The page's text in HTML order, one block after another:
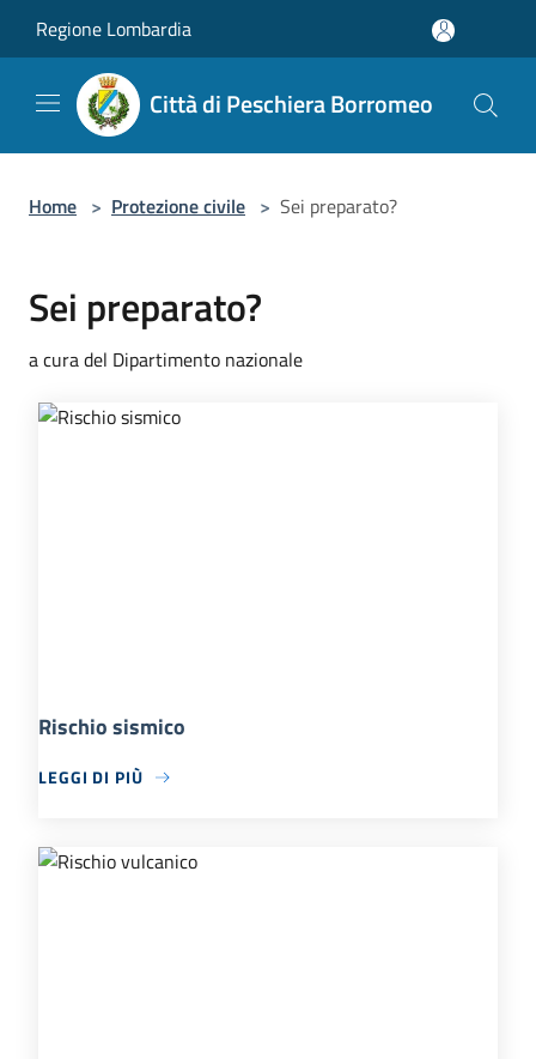
Regione Lombardia
Città di Peschiera Borromeo
Home > Protezione civile > Sei preparato?
Sei preparato?
a cura del Dipartimento nazionale
Rischio sismico
LEGGI DI PIÙ